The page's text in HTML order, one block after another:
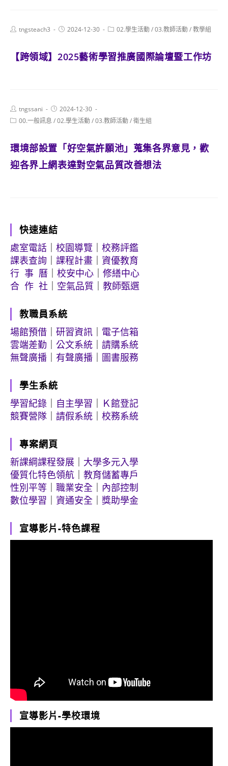
Posttngsteach3
Post2024-12-30
Post02.學生活動/03.教師活動/教學組
【跨領域】2025藝術學習推廣國際論壇暨工作坊
Post
author:
tngssani
Post
published:
2024-12-30
Post00.一般訊息 /02.學生活動/03.教師活動/衛生組
環境部設置「好空氣許願池」蒐集各界意見，歡
迎各界上網表達對空氣品質改善想法
快速連結
處室電話
校園導覽
校務評鑑
課表查詢
課程計畫
資優教育
行 事 曆
校安中心
修繕中心
合 作 社
空氣品質 教師甄選
教職員系統
場館預借
研習資訊
電子信箱
雲端差勤
公文系統
請購系統
無聲廣播
有聲廣播 圖書服務
學生系統
學習紀錄
自主學習
Ｋ館登記
競賽營隊
請假系統 校務系統
專案網頁
新課綱課程發展
大學多元入學
優質化特色領航
教育儲蓄專戶
性別平等
職業安全
內部控制
數位學習
資通安全 獎助學金
宣導影片-特色課程
宣導影片-學校環境